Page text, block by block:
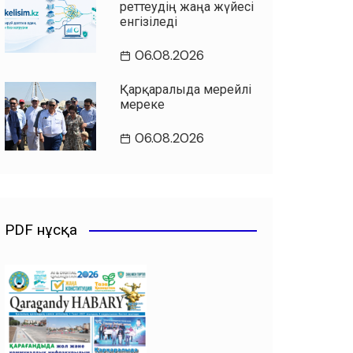
реттеудің жаңа жүйесі
енгізіледі
06.08.2026
Қарқаралыда мерейлі
мереке
06.08.2026
PDF нұсқа